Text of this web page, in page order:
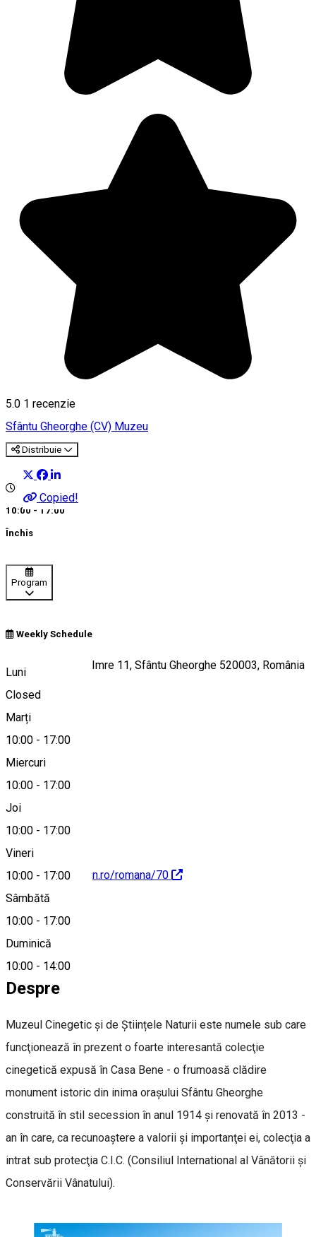
5.0 1 recenzie
Sfântu Gheorghe (CV) Muzeu
Distribuie
Copied!
10:00 - 17:00
Închis
Program
Weekly Schedule
Luni
Closed
Marți
10:00 - 17:00
Miercuri
10:00 - 17:00
Joi
10:00 - 17:00
Vineri
10:00 - 17:00
Sâmbătă
10:00 - 17:00
Duminică
10:00 - 14:00
Strada Gróf Mikó Imre 11, Sfântu Gheorghe 520003, România
Hartă
https://expo.vadon.ro/romana/70
0720000707
Despre
Muzeul Cinegetic și de Științele Naturii este numele sub care
funcţionează în prezent o foarte interesantă colecţie
cinegetică expusă în Casa Bene - o frumoasă clădire
monument istoric din inima oraşului Sfântu Gheorghe
construită în stil secession în anul 1914 şi renovată în 2013 -
an în care, ca recunoaştere a valorii şi importanţei ei, colecţia a
intrat sub protecţia C.I.C. (Consiliul International al Vânătorii și
Conservării Vânatului).